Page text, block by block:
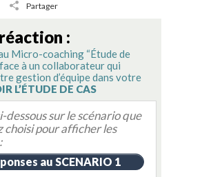
Partager
:
Micro-coaching “Étude de
à un collaborateur qui
gestion d’équipe dans votre
L’ÉTUDE DE CAS
dessous sur le scénario que
choisi pour afficher les
au SCENARIO 1